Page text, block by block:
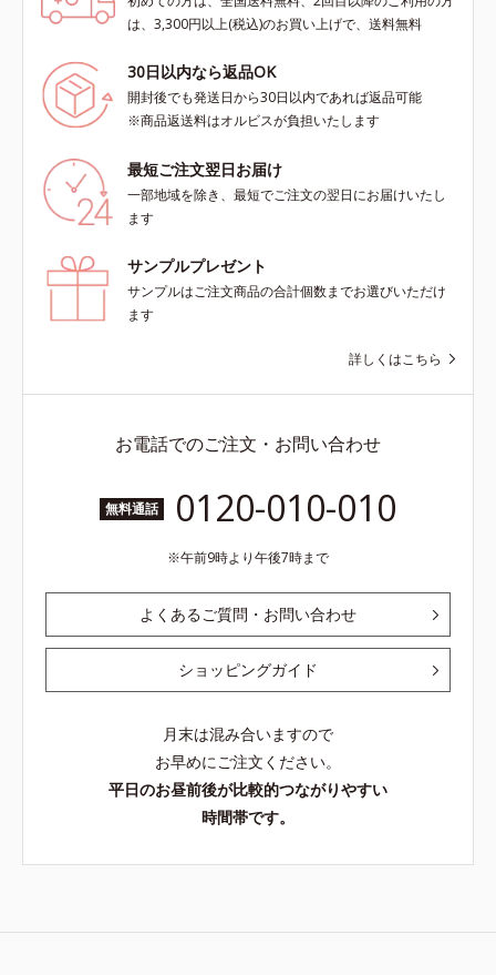
は、3,300円以上(税込)のお買い上げで、送料無料
30日以内なら返品OK
開封後でも発送日から30日以内であれば返品可能
※商品返送料はオルビスが負担いたします
最短ご注文翌日お届け
一部地域を除き、最短でご注文の翌日にお届けいたし
ます
サンプルプレゼント
サンプルはご注文商品の合計個数までお選びいただけ
ます
詳しくはこちら
お電話でのご注文・お問い合わせ
無料通話 0120-010-010
午前9時より午後7時まで
よくあるご質問・お問い合わせ
ショッピングガイド
月末は混み合いますので
お早めにご注文ください。
平日のお昼前後が比較的つながりやすい
時間帯です。